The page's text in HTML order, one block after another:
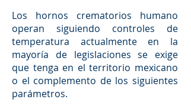
Los hornos crematorios humano
operan siguiendo controles de
temperatura actualmente en la
mayoría de legislaciones se exige
que tenga en el territorio mexicano
o el complemento de los siguientes
parámetros.